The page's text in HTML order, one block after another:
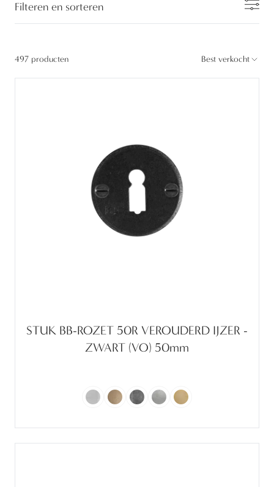
Filteren en sorteren
497 producten Best verkocht
STUK BB-ROZET 50R VEROUDERD IJZER -
ZWART (VO) 50mm